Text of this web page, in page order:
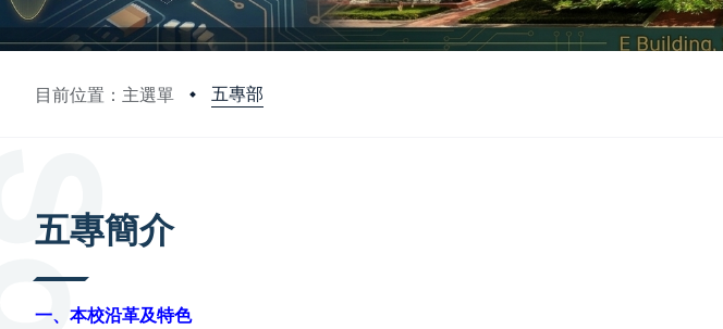
目前位置：主選單 五專部
五專簡介
一、本校沿革及特色